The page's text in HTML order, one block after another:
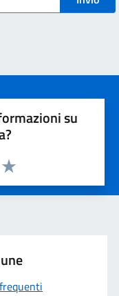
su
Valuta 5 stelle su 5
4 stelle su 5
stelle su 5
su 5
5